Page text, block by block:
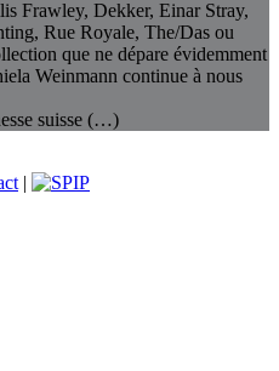
Frawley, Dekker, Einar Stray,
Rue Royale, The/Das ou
que ne dépare évidemment
Weinmann continue à nous
suisse (…)
|